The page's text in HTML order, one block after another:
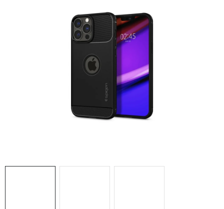
BRAŠNY NA NOTEBOOKY
POUZDRA, OBALY NA APPLE AIRPODS